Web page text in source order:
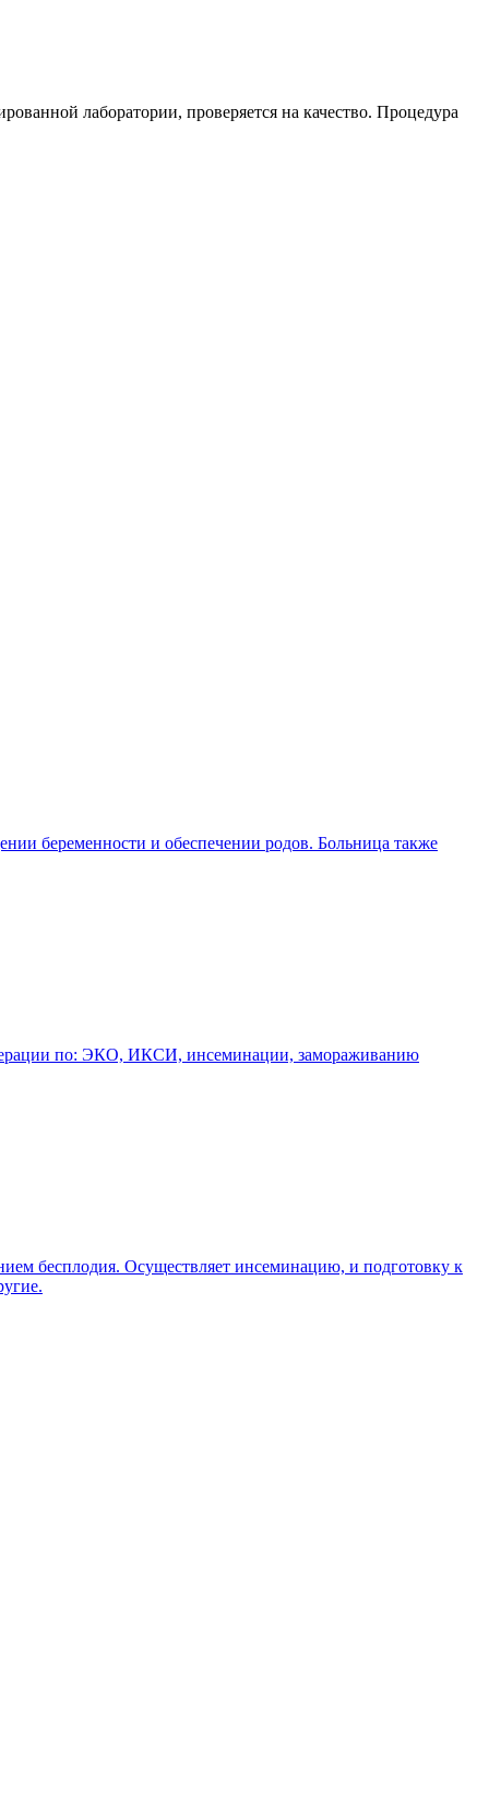
лаборатории, проверяется на качество. Процедура
беременности и обеспечении родов. Больница также
по: ЭКО, ИКСИ, инсеминации, замораживанию
бесплодия. Осуществляет инсеминацию, и подготовку к